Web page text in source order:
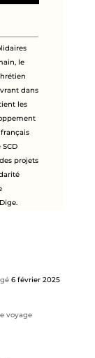
le
dans
les
projets
6 février 2025
voyage